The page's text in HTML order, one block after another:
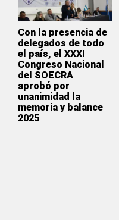
Con la presencia de
delegados de todo
el país, el XXXI
Congreso Nacional
del SOECRA
aprobó por
unanimidad la
memoria y balance
2025